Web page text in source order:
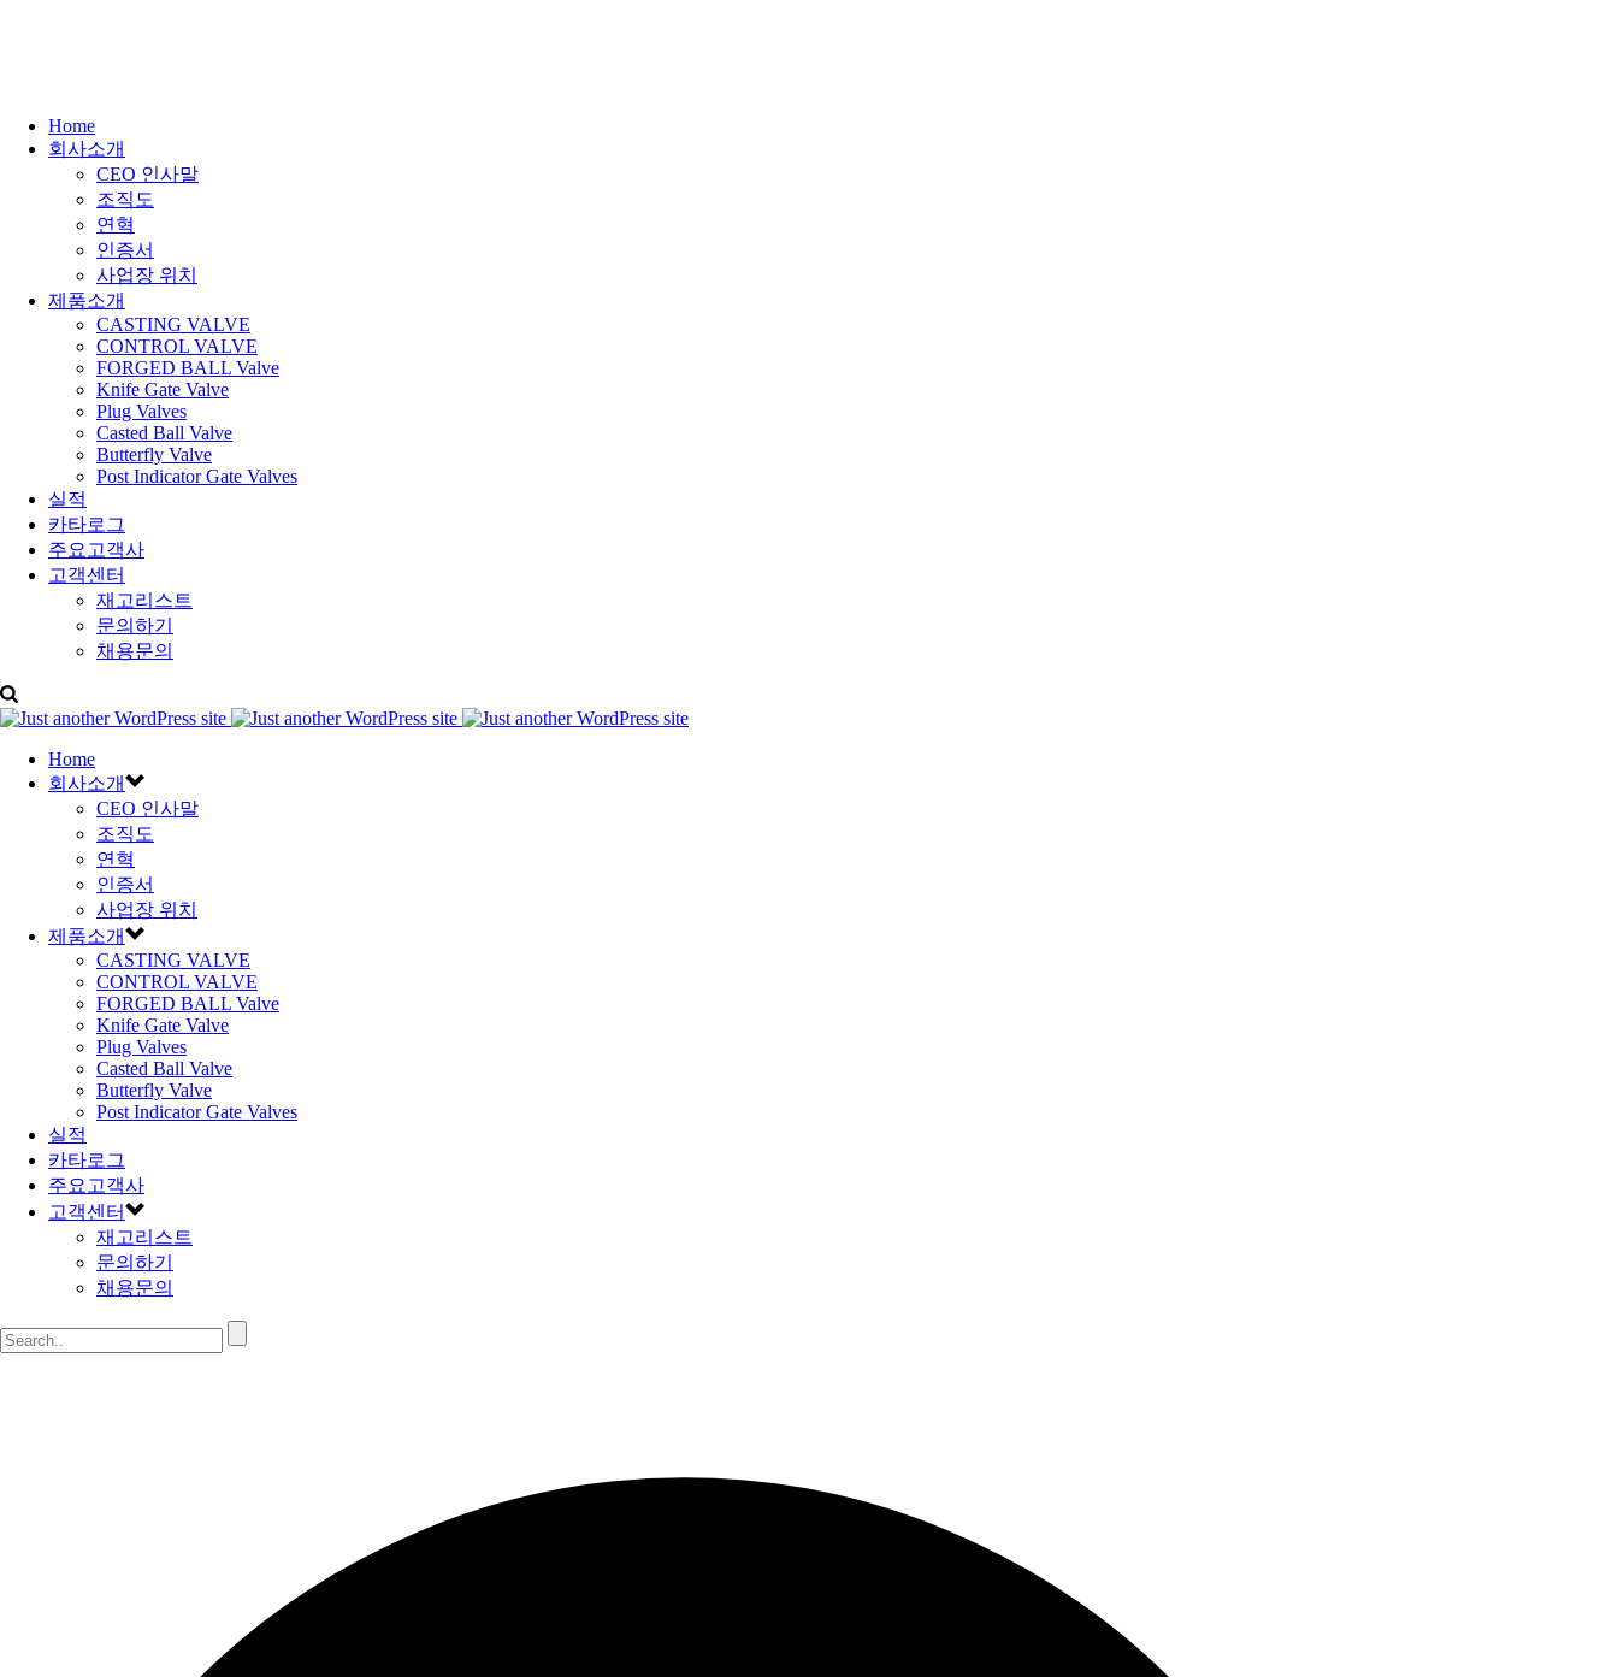
Home
회사소개
CEO 인사말
조직도
연혁
인증서
사업장 위치
제품소개
CASTING VALVE
CONTROL VALVE
FORGED BALL Valve
Knife Gate Valve
Plug Valves
Casted Ball Valve
Butterfly Valve
Post Indicator Gate Valves
실적
카타로그
주요고객사
고객센터
재고리스트
문의하기
채용문의
Home
회사소개
CEO 인사말
조직도
연혁
인증서
사업장 위치
제품소개
CASTING VALVE
CONTROL VALVE
FORGED BALL Valve
Knife Gate Valve
Plug Valves
Casted Ball Valve
Butterfly Valve
Post Indicator Gate Valves
실적
카타로그
주요고객사
고객센터
재고리스트
문의하기
채용문의